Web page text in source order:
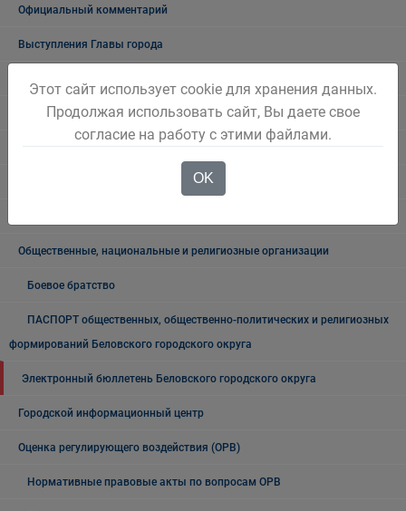
Официальный комментарий
Выступления Главы города
Общественные обсуждения архив
Общественные, национальные и религиозные организации
Боевое братство
ПАСПОРТ общественных, общественно-политических и религиозных
формирований Беловского городского округа
Электронный бюллетень Беловского городского округа
Городской информационный центр
Оценка регулирующего воздействия (ОРВ)
Нормативные правовые акты по вопросам ОРВ
Этот сайт использует cookie для хранения данных.
Продолжая использовать сайт, Вы даете свое
согласие на работу с этими файлами.
OK